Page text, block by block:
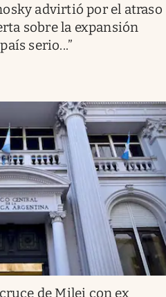
advirtió por el atraso
sobre la expansión
serio...”
de Milei con ex